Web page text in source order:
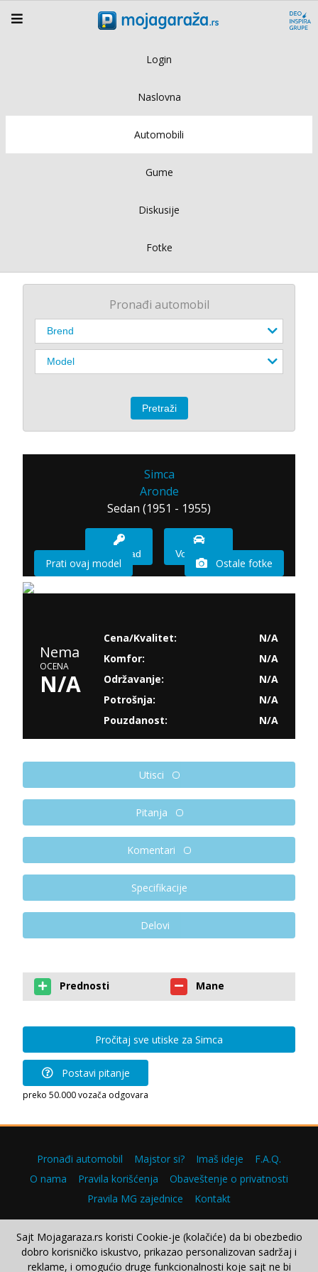
Login
Naslovna
Automobili
Gume
Diskusije
Fotke
Pronađi automobil
Simca
Aronde
Sedan (1951 - 1955)
Imam sad Vozio sam
Prati ovaj model Ostale fotke
Nema
OCENA
N/A
Cena/Kvalitet:
N/A
Komfor:
N/A
Održavanje:
N/A
Potrošnja:
N/A
Pouzdanost:
N/A
Utisci
Pitanja
Komentari
Specifikacije
Delovi
Prednosti Mane
Pročitaj sve utiske za Simca
Postavi pitanje
preko 50.000 vozača odgovara
Pronađi automobil Majstor si? Imaš ideje
F.A.Q.
O nama
Pravila korišćenja
Obaveštenje o privatnosti
Pravila MG zajednice
Kontakt
Copyright © 2000–2026.
Sajt Mojagaraza.rs koristi Cookie-je (kolačiće) da bi obezbedio
dobro korisničko iskustvo, prikazao personalizovan sadržaj i
reklame, i omogućio druge funkcionalnosti koje sajt ne bi